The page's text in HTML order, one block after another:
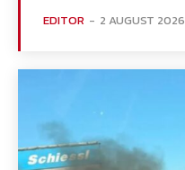
EDITOR - 2 AUGUST 2026